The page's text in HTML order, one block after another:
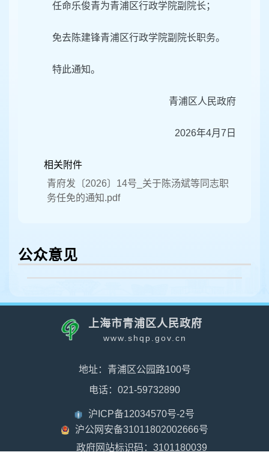
任命乐俊青为青浦区行政学院副院长；
免去陈建锋青浦区行政学院副院长职务。
特此通知。
青浦区人民政府
2026年4月7日
相关附件
青府发〔2026〕14号_关于陈汤斌等同志职
务任免的通知.pdf
公众意见
上海市青浦区人民政府
www.shqp.gov.cn
地址：青浦区公园路100号
电话：021-59732890
沪ICP备12034570号-2号
沪公网安备31011802002666号
政府网站标识码：3101180039